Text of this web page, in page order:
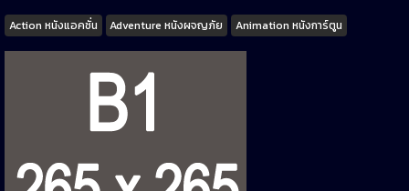
Tags
Action หนังแอคชั่น Adventure หนังผจญภัย Animation หนังการ์ตูน